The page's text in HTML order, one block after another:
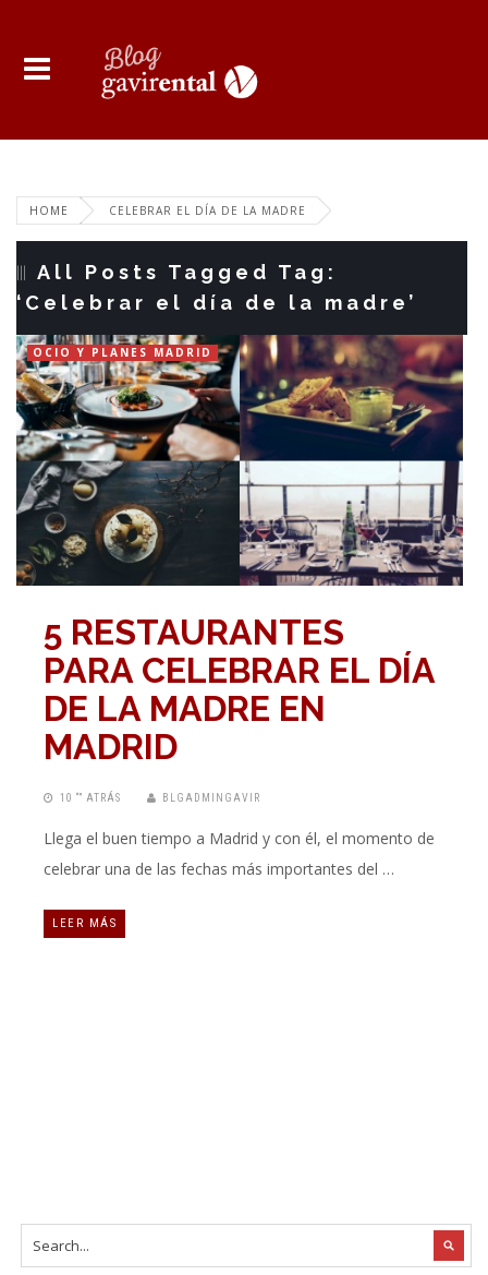
HOME CELEBRAR EL DÍA DE LA MADRE
All Posts Tagged Tag:
‘Celebrar el día de la madre’
OCIO Y PLANES MADRID
5 RESTAURANTES
PARA CELEBRAR EL DÍA
DE LA MADRE EN
MADRID
10 “” ATRÁS BLGADMINGAVIR
Llega el buen tiempo a Madrid y con él, el momento de
celebrar una de las fechas más importantes del …
LEER MÁS